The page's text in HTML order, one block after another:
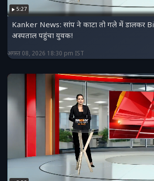
5:27
Kanker News: सांप ने काटा तो गले में डालकर
अस्पताल पहुंचा युवक!
अगस्त 08, 2026 18:30 pm IST